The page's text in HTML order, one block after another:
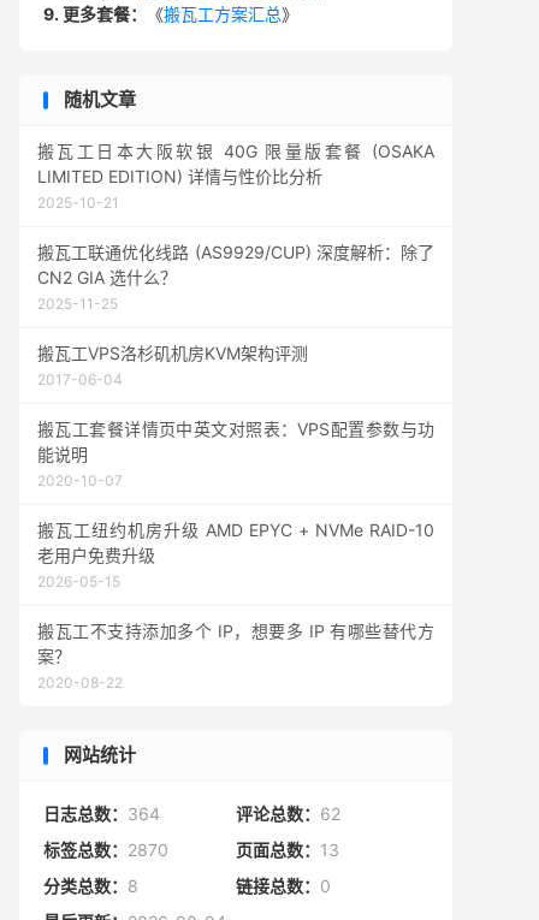
9. 更多套餐：
《搬瓦工方案汇总》
随机文章
搬瓦工日本大阪软银 40G 限量版套餐 (OSAKA
LIMITED EDITION) 详情与性价比分析
2025-10-21
搬瓦工联通优化线路 (AS9929/CUP) 深度解析：除了
CN2 GIA 选什么？
2025-11-25
搬瓦工VPS洛杉矶机房KVM架构评测
2017-06-04
搬瓦工套餐详情页中英文对照表：VPS配置参数与功
能说明
2020-10-07
搬瓦工纽约机房升级 AMD EPYC + NVMe RAID-10
老用户免费升级
2026-05-15
搬瓦工不支持添加多个 IP，想要多 IP 有哪些替代方
案？
2020-08-22
网站统计
日志总数： 364 评论总数： 62
标签总数： 2870 页面总数： 13
分类总数： 8 链接总数： 0